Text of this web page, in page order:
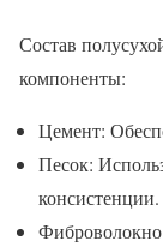
Состав
компоненты:
Цемент:
Песок:
консистенции.